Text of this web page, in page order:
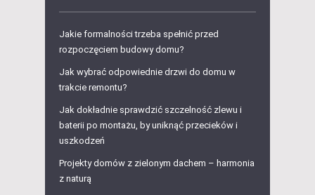
Jakie formalności trzeba spełnić przed
rozpoczęciem budowy domu?
Jak wybrać odpowiednie drzwi do domu w
trakcie remontu?
Jak dokładnie sprawdzić szczelność zlewu i
baterii po montażu, by uniknąć przecieków i
uszkodzeń
Projekty domów z zielonym dachem – harmonia
z naturą